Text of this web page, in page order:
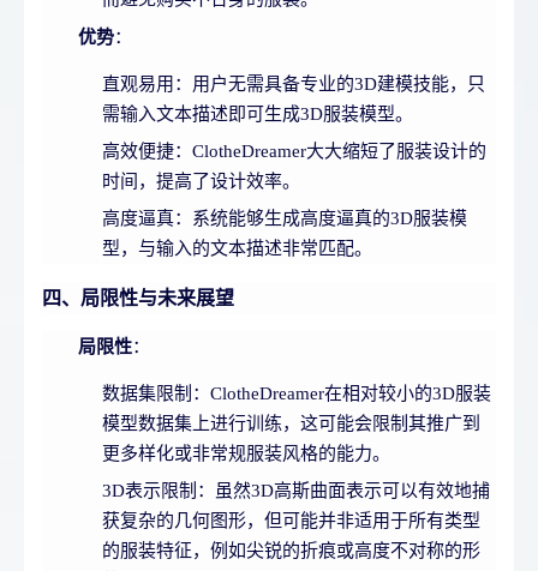
优势：
直观易用：用户无需具备专业的3D建模技能，只
需输入文本描述即可生成3D服装模型。
高效便捷：ClotheDreamer大大缩短了服装设计的
时间，提高了设计效率。
高度逼真：系统能够生成高度逼真的3D服装模
型，与输入的文本描述非常匹配。
四、局限性与未来展望
局限性：
数据集限制：ClotheDreamer在相对较小的3D服装
模型数据集上进行训练，这可能会限制其推广到
更多样化或非常规服装风格的能力。
3D表示限制：虽然3D高斯曲面表示可以有效地捕
获复杂的几何图形，但可能并非适用于所有类型
的服装特征，例如尖锐的折痕或高度不对称的形